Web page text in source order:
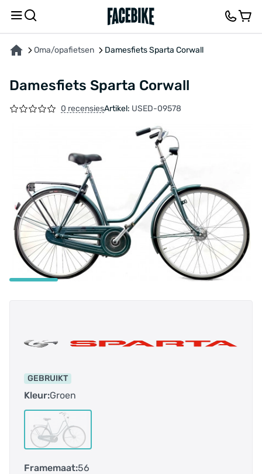
Oma/opafietsen Damesfiets Sparta Corwall
Damesfiets Sparta Corwall
0 recensiesArtikel: USED-09578
GEBRUIKT
Kleur:Groen
Framemaat:56
OVER HET PRODUCT KENMERKENBESCHRIJVING FEEDBACK EN VRAGEN